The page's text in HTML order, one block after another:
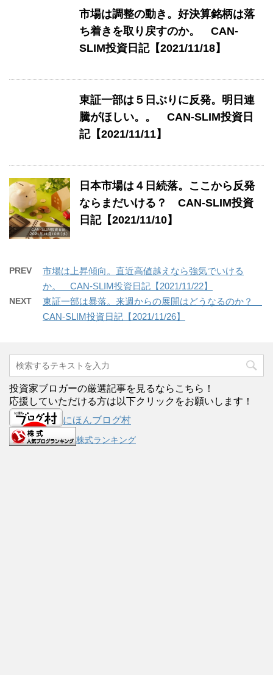
市場は調整の動き。好決算銘柄は落
ち着きを取り戻すのか。 CAN-
SLIM投資日記【2021/11/18】
東証一部は５日ぶりに反発。明日連
騰がほしい。。 CAN-SLIM投資日
記【2021/11/11】
日本市場は４日続落。ここから反発
ならまだいける？ CAN-SLIM投資
日記【2021/11/10】
PREV
市場は上昇傾向。直近高値越えなら強気でいける
か。 CAN-SLIM投資日記【2021/11/22】
NEXT
東証一部は暴落。来週からの展開はどうなるのか？
CAN-SLIM投資日記【2021/11/26】
投資家ブロガーの厳選記事を見るならこちら！
応援していただける方は以下クリックをお願いします！
にほんブログ村
株式ランキング